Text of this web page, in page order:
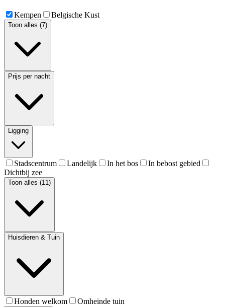
Kempen Belgische Kust
Toon alles (7)
Prijs per nacht
Ligging
Stadscentrum Landelijk In het bos
In bebost gebied
Dichtbij zee
Toon alles (11)
Huisdieren & Tuin
Honden welkom Omheinde tuin